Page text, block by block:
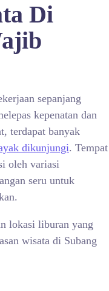
Di
sepanjang
kepenatan dan
terdapat banyak
dikunjungi. Tempat
oleh variasi
seru untuk
lokasi liburan yang
wisata di Subang